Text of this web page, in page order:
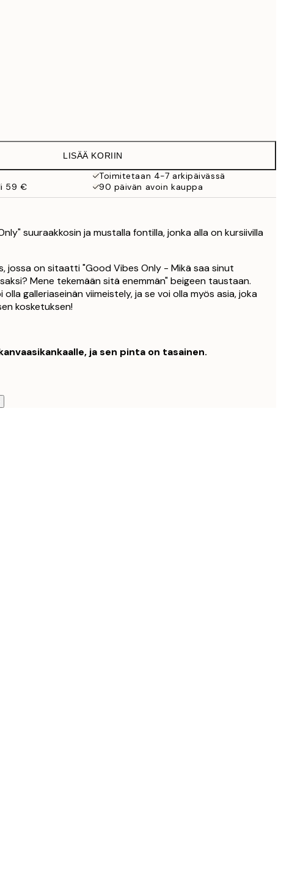
LISÄÄ KORIIN
Toimitetaan 4-7 arkipäivässä
59 €
90 päivän avoin kauppa
suuraakkosin ja mustalla fontilla, jonka alla on kursiivilla
jossa on sitaatti "Good Vibes Only - Mikä saa sinut
Mene tekemään sitä enemmän" beigeen taustaan.
galleriaseinän viimeistely, ja se voi olla myös asia, joka
kosketuksen!
ja sen pinta on tasainen.